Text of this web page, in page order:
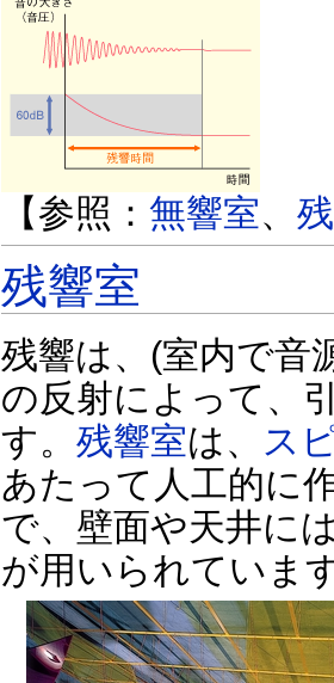
【参照： 無響室、
残響室
残響は、(室内で音
の反射によって、
す。 残響室は、
ス
あたって人工的に
で、壁面や天井に
が用いられていま